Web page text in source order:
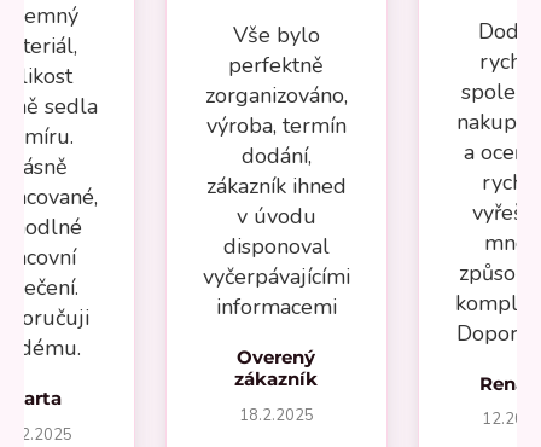
sedla
míru.
Krásně
Marta
Vše bylo
perfektně
zorganizováno,
výroba, termín
dodání,
zákazník ihned
v úvodu
disponoval
vyčerpávajícími
informacemi
Overený
zákazník
18.2.2025
a
mnou